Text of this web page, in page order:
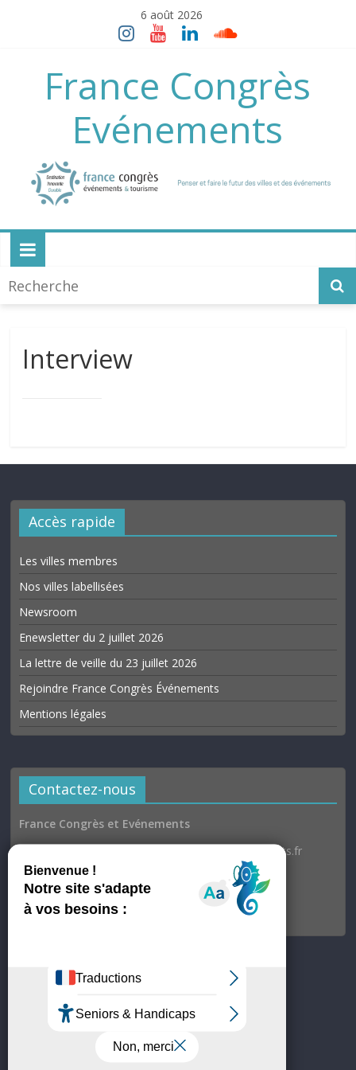
6 août 2026
France Congrès
Evénements
Interview
Accès rapide
Les villes membres
Nos villes labellisées
Newsroom
Enewsletter du 2 juillet 2026
La lettre de veille du 23 juillet 2026
Rejoindre France Congrès Événements
Mentions légales
Contactez-nous
France Congrès et Evénements
Email : communication@france-congres-evenements.fr
Heures d’ouverture
Du lundi au jeudi : 9h30–17h
Vendredi : 9h30–17h00
Site hébergé par OVH